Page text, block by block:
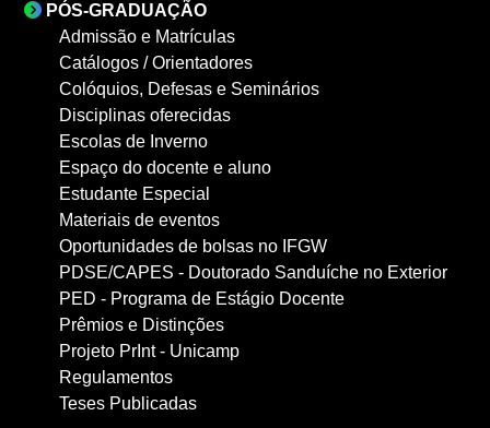
PÓS-GRADUAÇÃO
Admissão e Matrículas
Catálogos / Orientadores
Colóquios, Defesas e Seminários
Disciplinas oferecidas
Escolas de Inverno
Espaço do docente e aluno
Estudante Especial
Materiais de eventos
Oportunidades de bolsas no IFGW
PDSE/CAPES - Doutorado Sanduíche no Exterior
PED - Programa de Estágio Docente
Prêmios e Distinções
Projeto PrInt - Unicamp
Regulamentos
Teses Publicadas